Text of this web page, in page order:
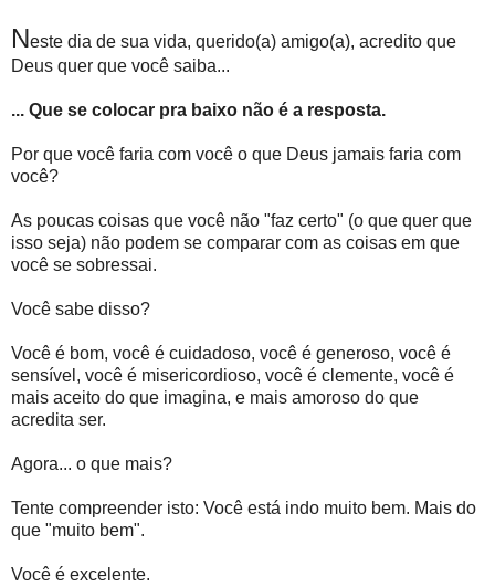
Neste dia de sua vida, querido(a) amigo(a), acredito que
Deus quer que você saiba...
... Que se colocar pra baixo não é a resposta.
Por que você faria com você o que Deus jamais faria com
você?
As poucas coisas que você não "faz certo" (o que quer que
isso seja) não podem se comparar com as coisas em que
você se sobressai.
Você sabe disso?
Você é bom, você é cuidadoso, você é generoso, você é
sensível, você é misericordioso, você é clemente, você é
mais aceito do que imagina, e mais amoroso do que
acredita ser.
Agora... o que mais?
Tente compreender isto: Você está indo muito bem. Mais do
que "muito bem".
Você é excelente.